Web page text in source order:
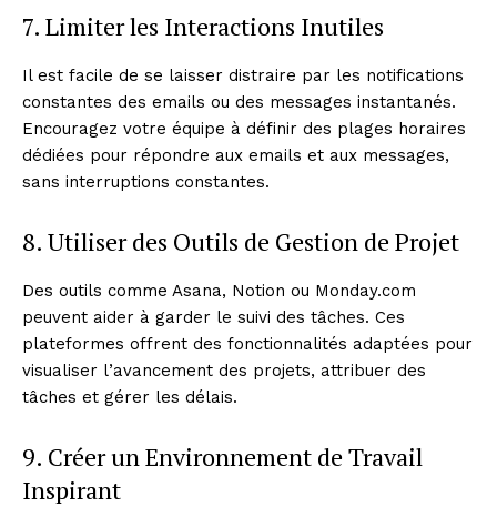
7. Limiter les Interactions Inutiles
Il est facile de se laisser distraire par les notifications
constantes des emails ou des messages instantanés.
Encouragez votre équipe à définir des plages horaires
dédiées pour répondre aux emails et aux messages,
sans interruptions constantes.
8. Utiliser des Outils de Gestion de Projet
Des outils comme Asana, Notion ou Monday.com
peuvent aider à garder le suivi des tâches. Ces
plateformes offrent des fonctionnalités adaptées pour
visualiser l’avancement des projets, attribuer des
tâches et gérer les délais.
9. Créer un Environnement de Travail
Inspirant